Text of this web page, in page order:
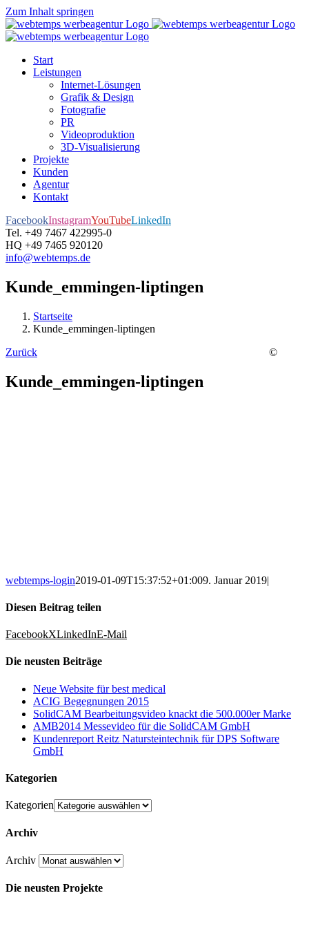
Zum Inhalt springen
Start
Leistungen
Internet-Lösungen
Grafik & Design
Fotografie
PR
Videoproduktion
3D-Visualisierung
Projekte
Kunden
Agentur
Kontakt
FacebookInstagramYouTubeLinkedIn
Tel. +49 7467 422995-0
HQ +49 7465 920120
info@webtemps.de
Kunde_emmingen-liptingen
Startseite
Kunde_emmingen-liptingen
Zurück
Kunde_emmingen-liptingen
webtemps-login2019-01-09T15:37:52+01:009. Januar 2019|
Diesen Beitrag teilen
FacebookXLinkedInE-Mail
Die neusten Beiträge
Neue Website für best medical
ACIG Begegnungen 2015
SolidCAM Bearbeitungsvideo knackt die 500.000er Marke
AMB2014 Messevideo für die SolidCAM GmbH
Kundenreport Reitz Natursteintechnik für DPS Software
GmbH
Kategorien
Kategorien
Archiv
Archiv
Die neusten Projekte
©